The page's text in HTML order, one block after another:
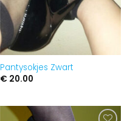
Pantysokjes Zwart
€20.00